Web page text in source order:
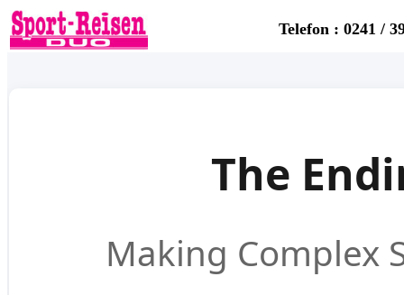
Telefon : 0241 /